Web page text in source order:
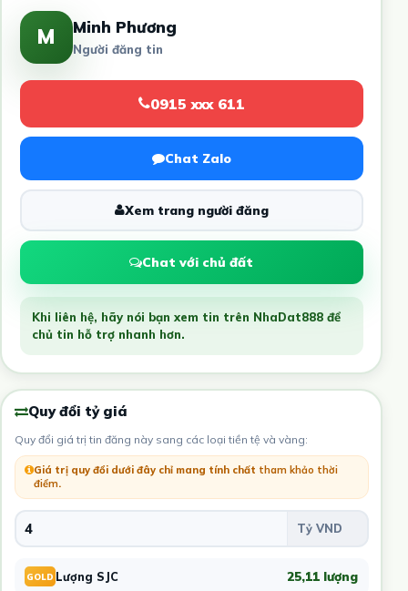
M Minh Phương
Người đăng tin
0915 xxx 611
Chat Zalo
Xem trang người đăng
Chat với chủ đất
Khi liên hệ, hãy nói bạn xem tin trên NhaDat888 để
chủ tin hỗ trợ nhanh hơn.
Quy đổi tỷ giá
Quy đổi giá trị tin đăng này sang các loại tiền tệ và vàng:
Giá trị quy đổi dưới đây chỉ mang tính chất tham khảo thời
điểm.
GOLD Lượng SJC 25,11 lượng